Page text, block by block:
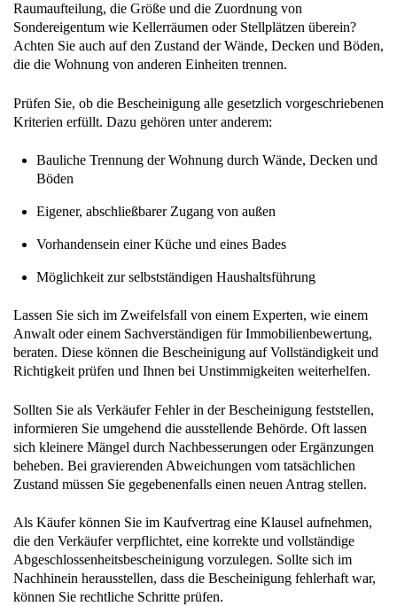
Raumaufteilung, die Größe und die Zuordnung von
Sondereigentum wie Kellerräumen oder Stellplätzen überein?
Achten Sie auch auf den Zustand der Wände, Decken und Böden,
die die Wohnung von anderen Einheiten trennen.
Prüfen Sie, ob die Bescheinigung alle gesetzlich vorgeschriebenen
Kriterien erfüllt. Dazu gehören unter anderem:
Bauliche Trennung der Wohnung durch Wände, Decken und
Böden
Eigener, abschließbarer Zugang von außen
Vorhandensein einer Küche und eines Bades
Möglichkeit zur selbstständigen Haushaltsführung
Lassen Sie sich im Zweifelsfall von einem Experten, wie einem
Anwalt oder einem Sachverständigen für Immobilienbewertung,
beraten. Diese können die Bescheinigung auf Vollständigkeit und
Richtigkeit prüfen und Ihnen bei Unstimmigkeiten weiterhelfen.
Sollten Sie als Verkäufer Fehler in der Bescheinigung feststellen,
informieren Sie umgehend die ausstellende Behörde. Oft lassen
sich kleinere Mängel durch Nachbesserungen oder Ergänzungen
beheben. Bei gravierenden Abweichungen vom tatsächlichen
Zustand müssen Sie gegebenenfalls einen neuen Antrag stellen.
Als Käufer können Sie im Kaufvertrag eine Klausel aufnehmen,
die den Verkäufer verpflichtet, eine korrekte und vollständige
Abgeschlossenheitsbescheinigung vorzulegen. Sollte sich im
Nachhinein herausstellen, dass die Bescheinigung fehlerhaft war,
können Sie rechtliche Schritte prüfen.